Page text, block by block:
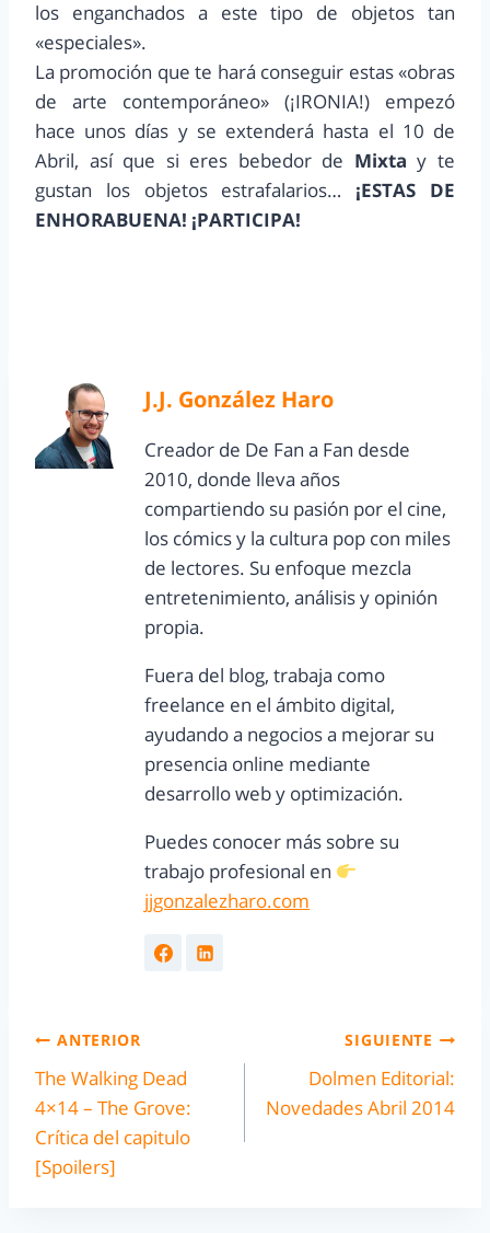
los enganchados a este tipo de objetos tan
«especiales».
La promoción que te hará conseguir estas «obras
de arte contemporáneo» (¡IRONIA!) empezó
hace unos días y se extenderá hasta el 10 de
Abril, así que si eres bebedor de Mixta y te
gustan los objetos estrafalarios… ¡ESTAS DE
ENHORABUENA! ¡PARTICIPA!
J.J. González Haro
Creador de De Fan a Fan desde
2010, donde lleva años
compartiendo su pasión por el cine,
los cómics y la cultura pop con miles
de lectores. Su enfoque mezcla
entretenimiento, análisis y opinión
propia.
Fuera del blog, trabaja como
freelance en el ámbito digital,
ayudando a negocios a mejorar su
presencia online mediante
desarrollo web y optimización.
Puedes conocer más sobre su
trabajo profesional en
jjgonzalezharo.com
ANTERIOR
The Walking Dead
4×14 – The Grove:
Crítica del capitulo
[Spoilers]
SIGUIENTE
Dolmen Editorial:
Novedades Abril 2014